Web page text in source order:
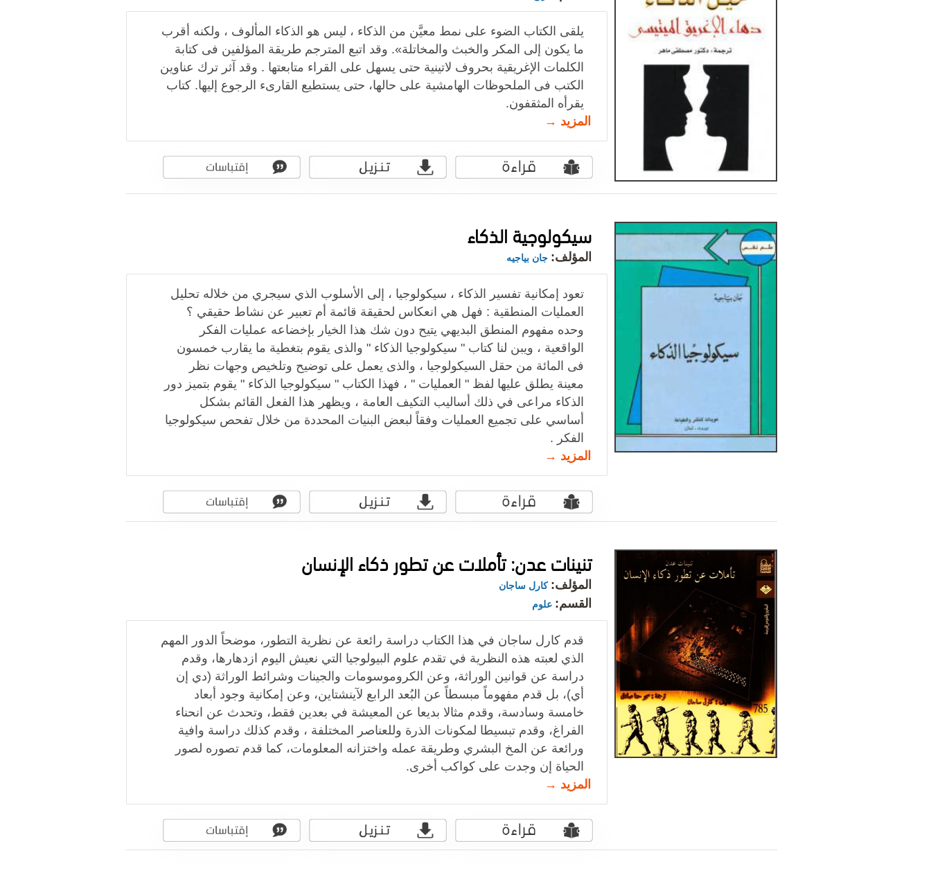
يلقى الكتاب الضوء على نمط معيَّن من الذكاء ، ليس هو الذكاء المألوف ، ولكنه أقرب
ما يكون إلى المكر والخبث والمخاتلة». وقد اتبع المترجم طريقة المؤلفين فى كتابة
الكلمات الإغريقية بحروف لاتينية حتى يسهل على القراء متابعتها . وقد آثر ترك عناوين
الكتب فى الملحوظات الهامشية على حالها، حتى يستطيع القارىء الرجوع إليها. كتاب
يقرأه المثقفون.
المزيد →
سيكولوجية الذكاء
المؤلف: جان بياجيه
تعود إمكانية تفسير الذكاء ، سيكولوجيا ، إلى الأسلوب الذي سيجري من خلاله تحليل
العمليات المنطقية : فهل هي انعكاس لحقيقة ‏قائمة أم تعبير عن نشاط حقيقي ؟
وحده مفهوم المنطق البديهي يتيح دون شك هذا الخيار بإخضاعه عمليات الفكر
الواقعية ، ويبن لنا ‏كتاب " سيكولوجيا الذكاء " والذى يقوم بتغطية ما يقارب خمسون
فى المائة من حقل السيكولوجيا ، والذى يعمل على توضيح ‏وتلخيص وجهات نظر
معينة يطلق عليها لفظ " العمليات " ، فهذا الكتاب " سيكولوجيا الذكاء " يقوم بتميز دور
الذكاء مراعى في ذلك ‏أساليب التكيف العامة ، ويظهر هذا الفعل القائم بشكل
أساسي على تجميع العمليات وفقاً لبعض البنيات المحددة من خلال تفحص ‏سيكولوجيا
الفكر .‏
المزيد →
تنينات عدن: تأملات عن تطور ذكاء الإنسان
المؤلف: كارل ساجان
القسم: علوم
قدم كارل ساجان في هذا الكتاب دراسة رائعة عن نظرية التطور، موضحاً الدور المهم
الذي لعبته هذه النظرية في تقدم علوم البيولوجيا التي نعيش اليوم ازدهارها، وقدم
دراسة عن قوانين الوراثة، وعن الكروموسومات والجينات وشرائط الوراثة (دي إن
أي)، بل قدم مفهوماً مبسطاً عن البُعد الرابع لآينشتاين، وعن إمكانية وجود أبعاد
خامسة وسادسة، وقدم مثالا بديعا عن المعيشة في بعدين فقط، وتحدث عن انحناء
الفراغ، وقدم تبسيطا لمكونات الذرة وللعناصر المختلفة ، وقدم كذلك دراسة وافية
ورائعة عن المخ البشري وطريقة عمله واختزانه المعلومات، كما قدم تصوره لصور
الحياة إن وجدت على كواكب أخرى.
المزيد →